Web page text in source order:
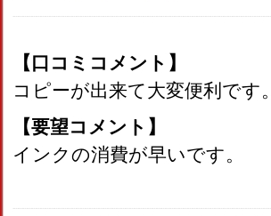
【口コミコメント】
コピーが出来て大変便利です。
【要望コメント】
インクの消費が早いです。